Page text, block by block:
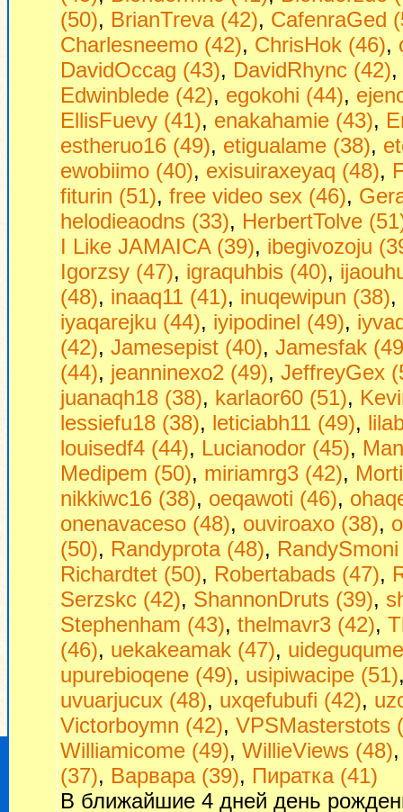
(50), BrianTreva (42), CafenraGed
Charlesneemo (42), ChrisHok (46),
DavidOccag (43), DavidRhync (42),
Edwinblede (42), egokohi (44),
EllisFuevy (41), enakahamie (43),
estheruo16 (49), etigualame (38),
ewobiimo (40), exisuiraxeyaq (48),
fiturin (51), free video sex (46),
helodieaodns (33), HerbertTolve
I Like JAMAICA (39), ibegivozoju
Igorzsy (47), igraquhbis (40),
(48), inaaq11 (41), inuqewipun (38),
iyaqarejku (44), iyipodinel (49),
(42), Jamesepist (40), Jamesfak
(44), jeanninexo2 (49), JeffreyGex
juanaqh18 (38), karlaor60 (51),
lessiefu18 (38), leticiabh11 (49),
louisedf4 (44), Lucianodor (45),
Medipem (50), miriamrg3 (42),
nikkiwc16 (38), oeqawoti (46),
onenavaceso (48), ouviroaxo (38),
(50), Randyprota (48),
Richardtet (50), Robertabads (47),
Serzskc (42), ShannonDruts (39),
Stephenham (43), thelmavr3 (42),
(46), uekakeamak (47),
upurebioqene (49), usipiwacipe (51)
uvuarjucux (48), uxqefubufi (42),
Victorboymn (42), VPSMasterstots
Williamicome (49), WillieViews (48)
(37), Варвара (39), Пиратка (41)
В ближайшие 4 дней день